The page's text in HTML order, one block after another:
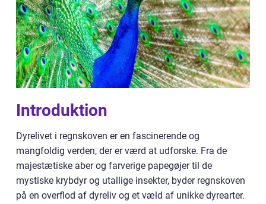
Introduktion
Dyrelivet i regnskoven er en fascinerende og
mangfoldig verden, der er værd at udforske. Fra de
majestætiske aber og farverige papegøjer til de
mystiske krybdyr og utallige insekter, byder regnskoven
på en overflod af dyreliv og et væld af unikke dyrearter.